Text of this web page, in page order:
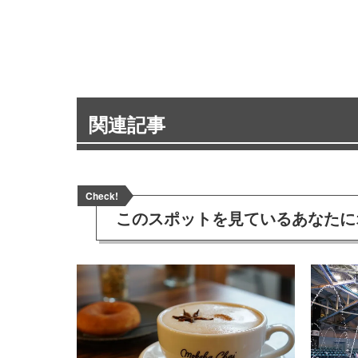
関連記事
Check!
このスポットを見ているあなた